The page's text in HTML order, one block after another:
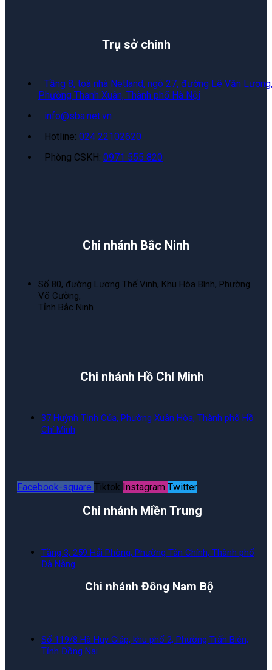
Trụ sở chính
Tầng 8, toà nhà Netland, ngõ 27, đường Lê Văn Lương,
Phường Thanh Xuân, Thành phố Hà Nội
info@sba.net.vn
Hotline: 024 22102620
Phòng CSKH: 0971 555 820
Chi nhánh Bắc Ninh
Số 80, đường Lương Thế Vinh, Khu Hòa Bình, Phường
Võ Cường,
Tỉnh Bắc Ninh
Chi nhánh Hồ Chí Minh
37 Huỳnh Tịnh Của, Phường Xuân Hòa, Thành phố Hồ
Chí Minh
Facebook-square Tiktok Instagram Twitter
Chi nhánh Miền Trung
Tầng 3, 259 Hải Phòng, Phường Tân Chính, Thành phố
Đà Nẵng
Chi nhánh Đông Nam Bộ
Số 119/8 Hà Huy Giáp, khu phố 2, Phường Trấn Biên,
Tỉnh Đồng Nai